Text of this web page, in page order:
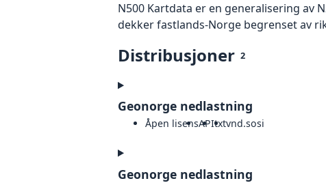
N500 Kartdata er en generalisering av
dekker fastlands-Norge begrenset av
Distribusjoner 2
Geonorge nedlastning
Åpen lisensAPItxtvnd.sosi
Geonorge nedlastning